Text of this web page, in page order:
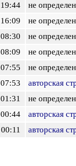
19:44
не определен
16:09
не определен
08:30
не определен
08:09
не определен
07:55
не определен
07:53
авторская
01:31
не определен
00:44
авторская
00:11 авторская